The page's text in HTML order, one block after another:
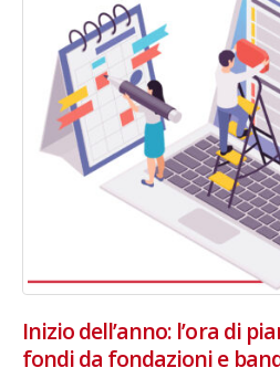
Inizio dell’anno: l’ora di
fondi da fondazioni e